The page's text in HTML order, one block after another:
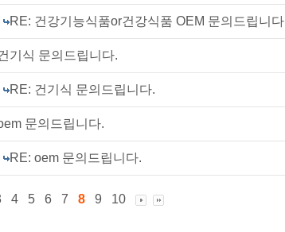
RE: 건강기능식품or건강식품 OEM 문의드립니다
기식 문의드립니다.
RE: 건기식 문의드립니다.
문의드립니다.
RE: oem 문의드립니다.
4 5 6 7 8 9 10